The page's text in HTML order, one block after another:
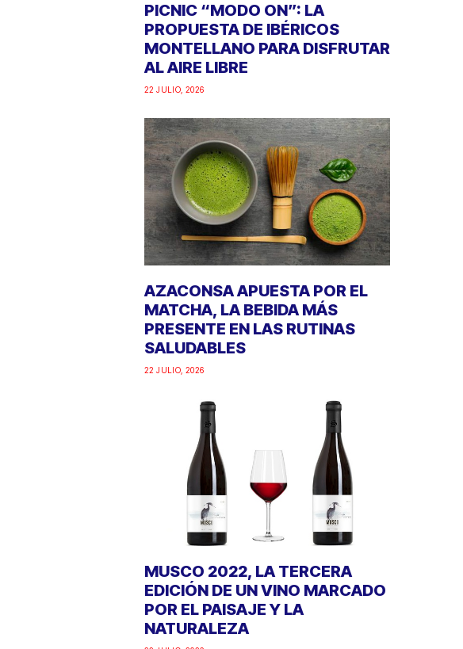
PICNIC “MODO ON”: LA
PROPUESTA DE IBÉRICOS
MONTELLANO PARA DISFRUTAR
AL AIRE LIBRE
22 JULIO, 2026
AZACONSA APUESTA POR EL
MATCHA, LA BEBIDA MÁS
PRESENTE EN LAS RUTINAS
SALUDABLES
22 JULIO, 2026
MUSCO 2022, LA TERCERA
EDICIÓN DE UN VINO MARCADO
POR EL PAISAJE Y LA
NATURALEZA